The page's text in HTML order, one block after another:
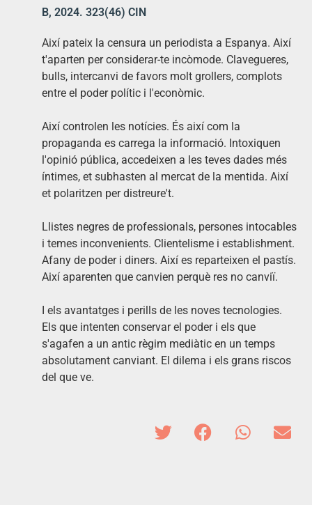
B, 2024. 323(46) CIN
Així pateix la censura un periodista a Espanya. Així
t'aparten per considerar-te incòmode. Clavegueres,
bulls, intercanvi de favors molt grollers, complots
entre el poder polític i l'econòmic.
Així controlen les notícies. És així com la
propaganda es carrega la informació. Intoxiquen
l'opinió pública, accedeixen a les teves dades més
íntimes, et subhasten al mercat de la mentida. Així
et polaritzen per distreure't.
Llistes negres de professionals, persones intocables
i temes inconvenients. Clientelisme i establishment.
Afany de poder i diners. Així es reparteixen el pastís.
Així aparenten que canvien perquè res no canviï.
I els avantatges i perills de les noves tecnologies.
Els que intenten conservar el poder i els que
s'agafen a un antic règim mediàtic en un temps
absolutament canviant. El dilema i els grans riscos
del que ve.